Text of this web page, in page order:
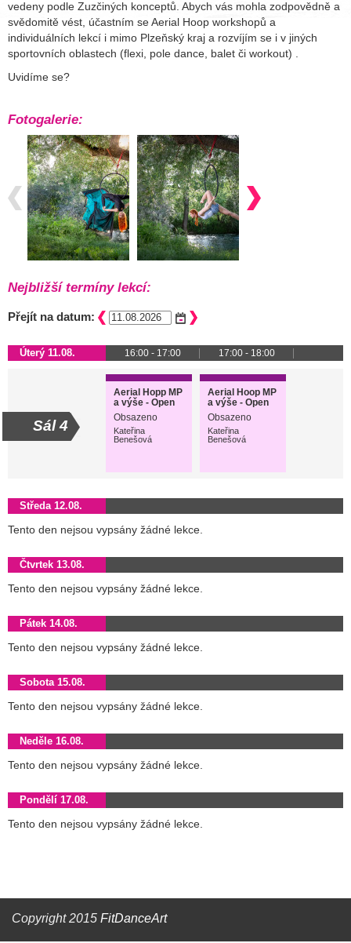
vedeny podle Zuzčiných konceptů. Abych vás mohla zodpovědně a
svědomitě vést, účastním se Aerial Hoop workshopů a
individuálních lekcí i mimo Plzeňský kraj a rozvíjím se i v jiných
sportovních oblastech (flexi, pole dance, balet či workout) .
Uvidíme se?
Fotogalerie:
Nejbližší termíny lekcí:
Přejít na datum:
Úterý 11.08. 16:00 - 17:00 17:00 - 18:00
Sál 4
Aerial Hopp MP
a výše - Open
class
Obsazeno
Kateřina
Benešová
Aerial Hoop MP
a výše - Open
class
Obsazeno
Kateřina
Benešová
Středa 12.08.
Tento den nejsou vypsány žádné lekce.
Čtvrtek 13.08.
Tento den nejsou vypsány žádné lekce.
Pátek 14.08.
Tento den nejsou vypsány žádné lekce.
Sobota 15.08.
Tento den nejsou vypsány žádné lekce.
Neděle 16.08.
Tento den nejsou vypsány žádné lekce.
Pondělí 17.08.
Tento den nejsou vypsány žádné lekce.
Copyright 2015 FitDanceArt